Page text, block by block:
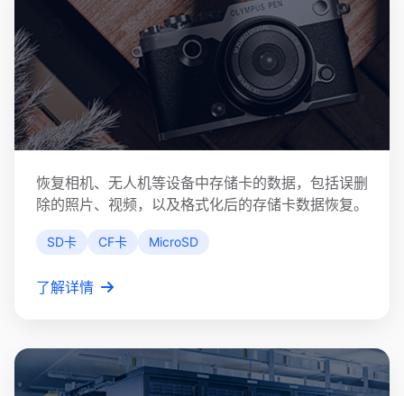
SD卡数据恢复
恢复相机、无人机等设备中存储卡的数据，包括误删
除的照片、视频，以及格式化后的存储卡数据恢复。
SD卡 CF卡 MicroSD
了解详情